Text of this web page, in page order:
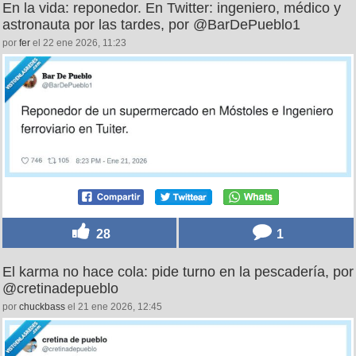
En la vida: reponedor. En Twitter: ingeniero, médico y
astronauta por las tardes, por @BarDePueblo1
por fer el 22 ene 2026, 11:23
28 1
El karma no hace cola: pide turno en la pescadería, por
@cretinadepueblo
por chuckbass el 21 ene 2026, 12:45